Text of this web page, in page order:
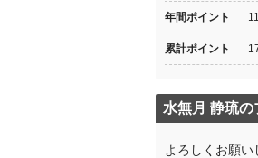
年間ポイント
累計ポイント
水無月 静琉
よろしくお願い